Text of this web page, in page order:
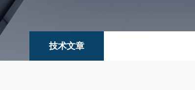
技术文章